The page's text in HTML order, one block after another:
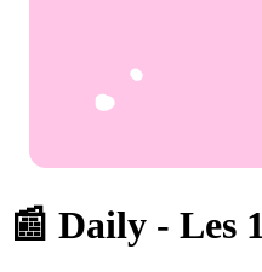
📰 Daily - Les